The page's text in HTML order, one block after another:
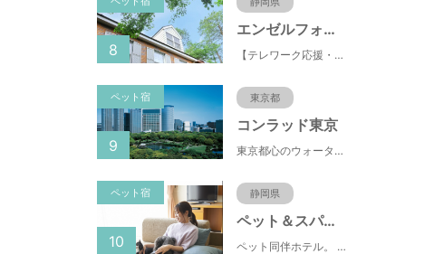
エンゼルフォレスト伊豆スカイライン
【テレワーク応援・ペットと泊まれる】ゴルフ場隣接のまるごと貸切別荘（自炊OK）
8
ペット宿 東京都
コンラッド東京
東京都心のウォーターフロントに位置し、都内全域へのアクセスへも便利なコンラッド東京は、銀座や新橋へ徒歩圏内、明治神宮や浅草、六本木などの観光・ショッピングエリアにもアクセス至便。また、東京駅まで10分、羽田空港まで25分、丸の内などの主要ビジネス街へのアクセスにも優れ、ビジネスにも最適のロケーションです。
9
ペット宿 静岡県
ペット＆スパホテル伊豆高原
ペット同伴ホテル。 快適な施設と癒しの温泉、京風懐石をご堪能ください。
10